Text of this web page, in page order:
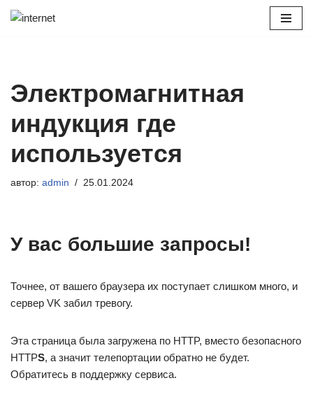
Электромагнитная
индукция где
используется
автор: admin 25.01.2024
У вас большие запросы!
Точнее, от вашего браузера их поступает слишком много, и
сервер VK забил тревогу.
Эта страница была загружена по HTTP, вместо безопасного
HTTPS, а значит телепортации обратно не будет.
Обратитесь в поддержку сервиса.